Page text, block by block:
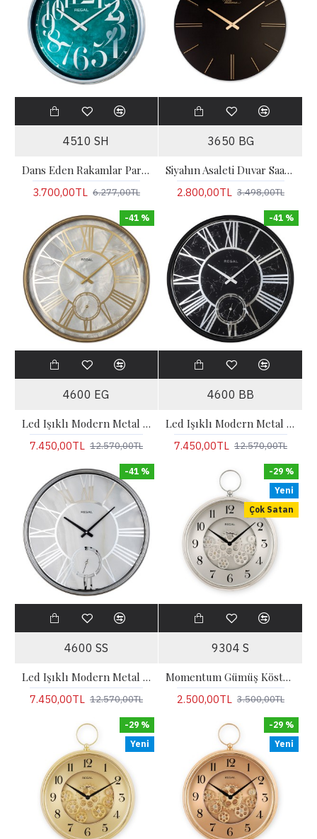
4510 SH
Dans Eden Rakamlar Parlak Metal Duvar Saati
3.700,00TL 6.277,00TL
3650 BG
Siyahın Asaleti Duvar Saati | Siyah/Gold
2.800,00TL 3.498,00TL
-41 %
4600 EG
Led Işıklı Modern Metal Büyük Boy Duvar Saati | Gold
7.450,00TL 12.570,00TL
-41 %
4600 BB
Led Işıklı Modern Metal Büyük Boy Duvar Saati | Siyah
7.450,00TL 12.570,00TL
-41 %
4600 SS
Led Işıklı Modern Metal Büyük Boy Duvar Saati | Gümüş
7.450,00TL 12.570,00TL
Yeni
Çok Satan
-29 %
9304 S
Momentum Gümüş Köstekli Hareketli Çarklı Duvar Saati
2.500,00TL 3.500,00TL
Yeni
-29 %
Yeni
-29 %